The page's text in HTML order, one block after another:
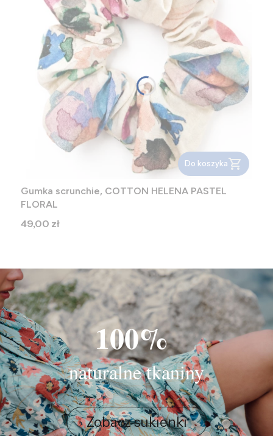
Do koszyka
Gumka scrunchie, COTTON HELENA PASTEL
FLORAL
Cena
49,00 zł
100%
naturalne tkaniny
Zobacz sukienki